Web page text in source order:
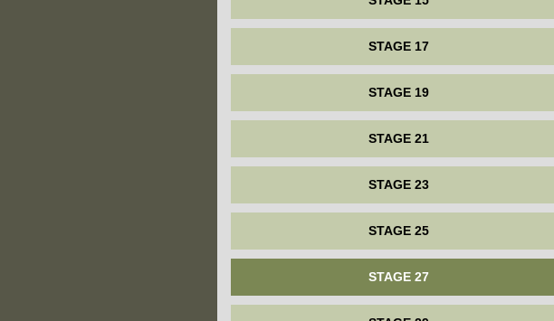
STAGE 17
STAGE 19
STAGE 21
STAGE 23
STAGE 25
STAGE 27